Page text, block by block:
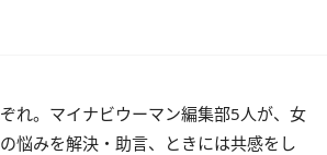
れ。マイナビウーマン編集部5人が、女
悩みを解決・助言、ときには共感をし